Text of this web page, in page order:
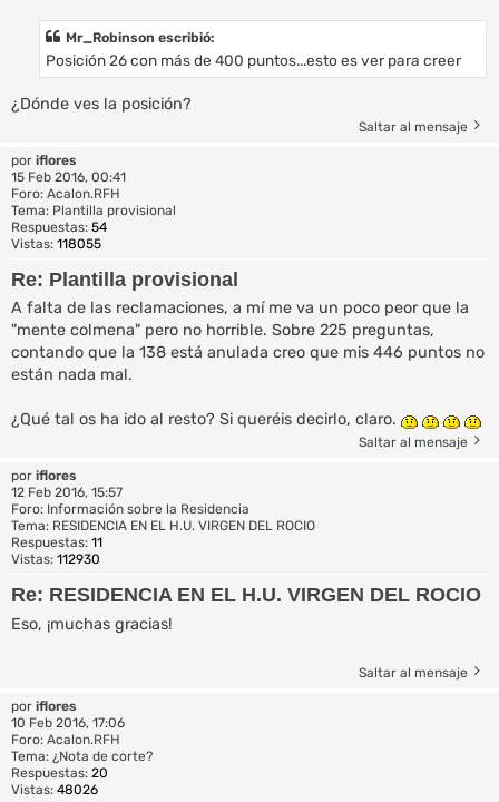
Mr_Robinson escribió:
Posición 26 con más de 400 puntos...esto es ver para creer
¿Dónde ves la posición?
Saltar al mensaje
por iflores
15 Feb 2016, 00:41
Foro: Acalon.RFH
Tema: Plantilla provisional
Respuestas: 54
Vistas: 118055
Re: Plantilla provisional
A falta de las reclamaciones, a mí me va un poco peor que la
"mente colmena" pero no horrible. Sobre 225 preguntas,
contando que la 138 está anulada creo que mis 446 puntos no
están nada mal.
¿Qué tal os ha ido al resto? Si queréis decirlo, claro.
Saltar al mensaje
por iflores
12 Feb 2016, 15:57
Foro: Información sobre la Residencia
Tema: RESIDENCIA EN EL H.U. VIRGEN DEL ROCIO
Respuestas: 11
Vistas: 112930
Re: RESIDENCIA EN EL H.U. VIRGEN DEL ROCIO
Eso, ¡muchas gracias!
Saltar al mensaje
por iflores
10 Feb 2016, 17:06
Foro: Acalon.RFH
Tema: ¿Nota de corte?
Respuestas: 20
Vistas: 48026